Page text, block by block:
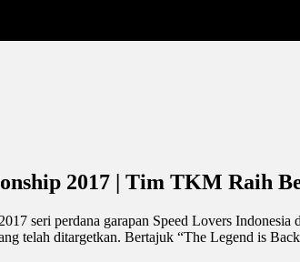
2017 | Tim TKM Raih
seri perdana garapan Speed Lovers
telah ditargetkan. Bertajuk “The Legend is